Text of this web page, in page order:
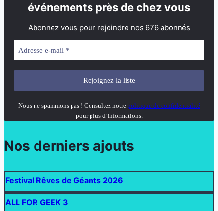
événements près de chez vous
Abonnez vous pour rejoindre nos 676 abonnés
Nous ne spammons pas ! Consultez notre politique de confidentialité
pour plus d’informations.
Nos derniers ajouts
Festival Rêves de Géants 2026
ALL FOR GEEK 3